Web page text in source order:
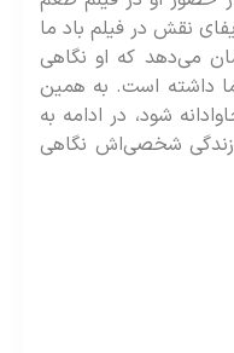
در فیلم باد ما
که او نگاهی
است. به همین
شود، در ادامه به
شخصی‌اش نگاهی